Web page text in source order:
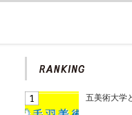
五美術大学